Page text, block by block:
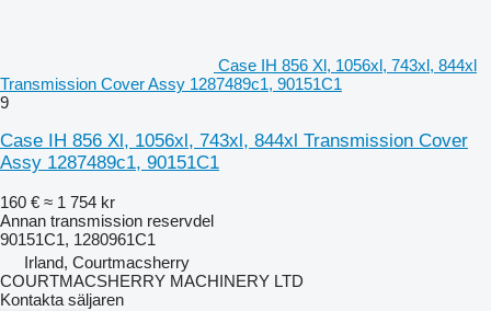
Case IH 856 Xl, 1056xl, 743xl, 844xl
Transmission Cover Assy 1287489c1, 90151C1
9
Case IH 856 Xl, 1056xl, 743xl, 844xl Transmission Cover
Assy 1287489c1, 90151C1
160 € ≈ 1 754 kr
Annan transmission reservdel
90151C1, 1280961C1
Irland, Courtmacsherry
COURTMACSHERRY MACHINERY LTD
Kontakta säljaren